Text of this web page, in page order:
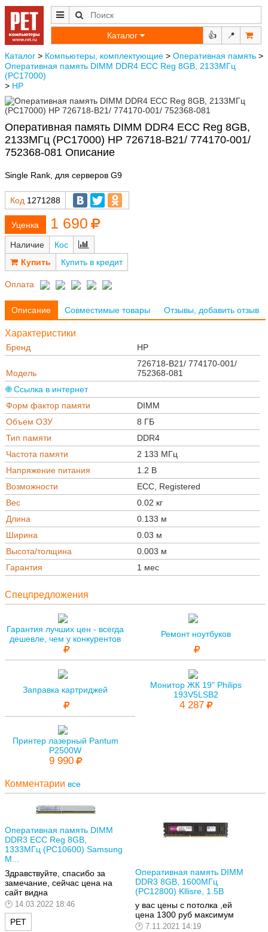
Каталог 👍 📍
Каталог > Компьютеры, комплектующие > Оперативная память >
Оперативная память DIMM DDR4 ECC Reg 8GB, 2133МГц
(PC17000)
> HP
Оперативная память DIMM DDR4 ECC Reg 8GB,
2133МГц (PC17000) HP 726718-B21/ 774170-001/
752368-081 Описание
Single Rank, для серверов G9
Код 1271288
1 690
Наличие
Кос
Купить в кредит
Оплата
Описание Совместимые товары Отзывы, добавить отзыв
Характеристики
Бренд HP
Модель
726718-B21/ 774170-001/
752368-081
🌐 Ссылка в интернет
Форм фактор памяти
DIMM
Объем ОЗУ
8 ГБ
Тип памяти
DDR4
Частота памяти
2 133 МГц
Напряжение питания
1.2 В
Возможности
ECC, Registered
Вес
0.02 кг
Длина
0.133 м
Ширина
0.03 м
Высота/толщина
0.003 м
Гарантия
1 мес
Спецпредложения
Гарантия лучших цен - всегда
дешевле, чем у конкурентов
Ремонт ноутбуков
Заправка картриджей
Монитор ЖК 19" Philips
193V5LSB2
4 287
Принтер лазерный Pantum
P2500W
9 990
Комментарии все
Оперативная память DIMM
DDR3 ECC Reg 8GB,
1333МГц (PC10600) Samsung
M...
Здравствуйте, спасибо за
замечание, сейчас цена на
сайт видна
14.03.2022 18:46
РЕТ
Оперативная память DIMM
DDR3 8GB, 1600МГц
(PC12800) Kllisre, 1.5В
у вас цены с потолка ,ей
цена 1300 руб максимум
7.11.2021 14:19